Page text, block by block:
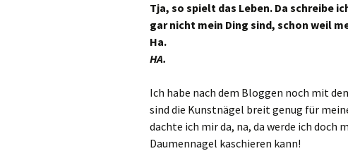
Tja, so spielt das Leben. Da schreibe
gar nicht mein Ding sind, schon weil
Ha.
HA.
Ich habe nach dem Bloggen noch mit
sind die Kunstnägel breit genug für
dachte ich mir da, na, da werde ich doch
Daumennagel kaschieren kann!